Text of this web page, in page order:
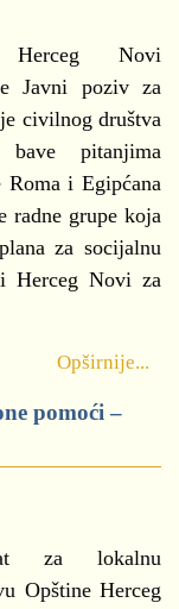
Herceg Novi
Javni poziv za
civilnog društva
pitanjima
Roma i Egipćana
radne grupe koja
za socijalnu
Herceg Novi za
Opširnije...
pomoći –
za lokalnu
Opštine Herceg